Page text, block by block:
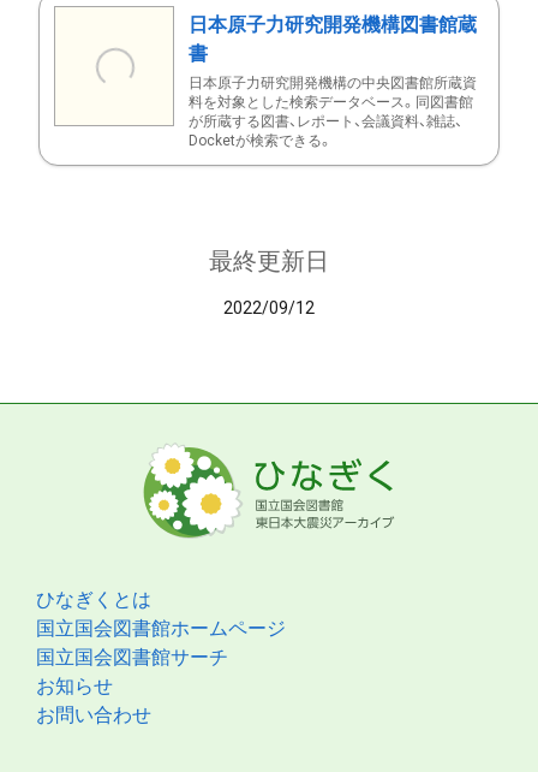
日本原子力研究開発機構図書館蔵
書
日本原子力研究開発機構の中央図書館所蔵資
料を対象とした検索データベース。同図書館
が所蔵する図書、レポート、会議資料、雑誌、
Docketが検索できる。
最終更新日
2022/09/12
ひなぎくとは
国立国会図書館ホームページ
国立国会図書館サーチ
お知らせ
お問い合わせ